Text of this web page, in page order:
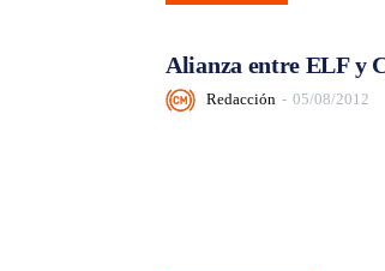
Alianza entre ELF y
Redacción - 05/08/2012